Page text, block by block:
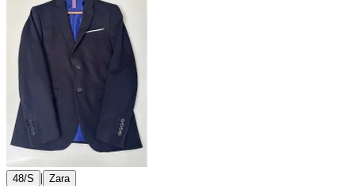
48/S | Zara